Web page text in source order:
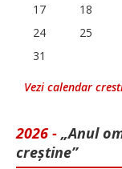
17
18
24
25
31
Vezi calendar
2026 - „Anul
creștine”